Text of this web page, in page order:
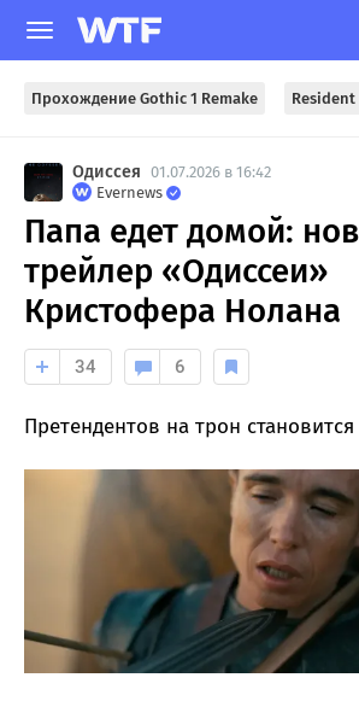
Прохождение Gothic 1 Remake Resident
Одиссея 01.07.2026 в 16:42
Evernews
Папа едет домой:
трейлер «Одиссеи»
Кристофера Нолана
34 6
Претендентов на трон